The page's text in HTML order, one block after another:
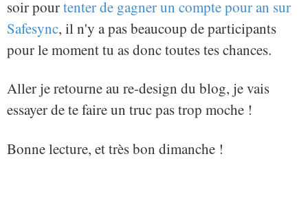
soir pourtenter de gagner un compte pour an sur
Safesync, il n'y a pas beaucoup de participants
pour le moment tu as donc toutes tes chances.
Aller je retourne au re-design du blog, je vais
essayer de te faire un truc pas trop moche !
Bonne lecture, et très bon dimanche !